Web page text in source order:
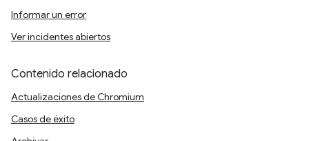
Informar un error
Ver incidentes abiertos
Contenido relacionado
Actualizaciones de Chromium
Casos de éxito